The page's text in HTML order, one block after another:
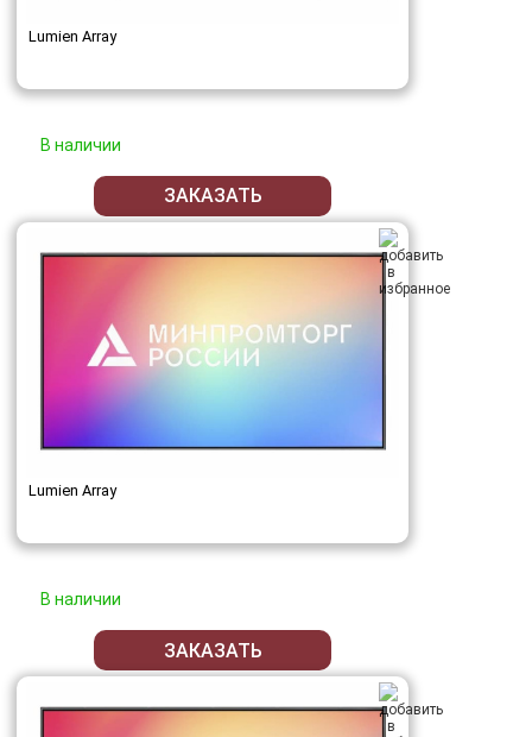
Lumien Array
В наличии
ЗАКАЗАТЬ
Lumien Array
В наличии
ЗАКАЗАТЬ